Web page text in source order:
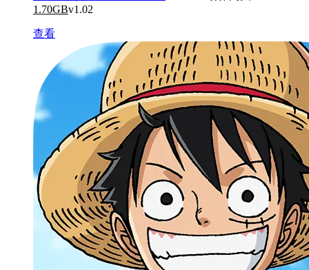
1.70GBv1.02
查看